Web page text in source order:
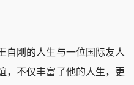
刚的人生与一位国际友人
，不仅丰富了他的人生，更